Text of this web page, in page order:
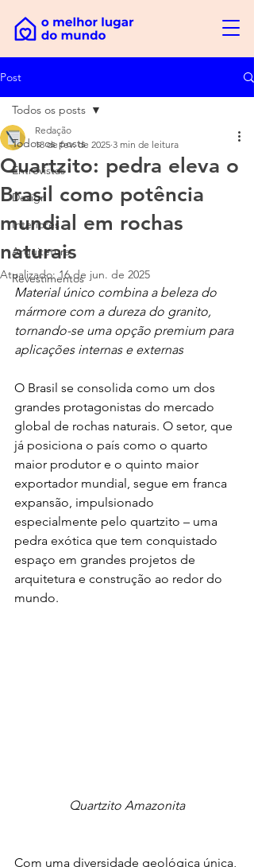
Post
Todos os posts
Entrevistas
Design
Interiores
Arquitetura
Revestimentos
Todos os posts
Quartzito: pedra eleva o
Brasil como potência
mundial em rochas
naturais
Redação
18 de fev. de 2025 3 min de leitura
Atualizado:16 de jun. de 2025
Material único combina a beleza do
mármore com a dureza do granito,
tornando-se uma opção premium para
aplicações internas e externas
O Brasil se consolida como um dos
grandes protagonistas do mercado
global de rochas naturais. O setor, que
já posiciona o país como o quarto
maior produtor e o quinto maior
exportador mundial, segue em franca
expansão, impulsionado
especialmente pelo quartzito – uma
pedra exótica que tem conquistado
espaço em grandes projetos de
arquitetura e construção ao redor do
mundo.
Quartzito Amazonita
Com uma diversidade geológica única,